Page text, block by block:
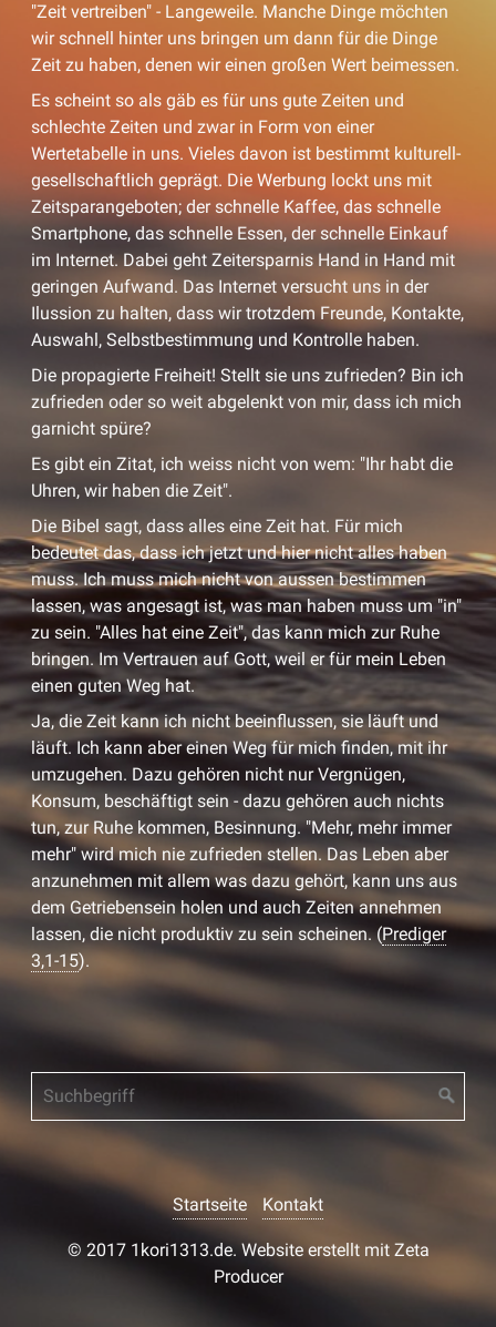
"Zeit vertreiben" - Langeweile. Manche Dinge möchten
wir schnell hinter uns bringen um dann für die Dinge
Zeit zu haben, denen wir einen großen Wert beimessen.
Es scheint so als gäb es für uns gute Zeiten und
schlechte Zeiten und zwar in Form von einer
Wertetabelle in uns. Vieles davon ist bestimmt kulturell-
gesellschaftlich geprägt. Die Werbung lockt uns mit
Zeitsparangeboten; der schnelle Kaffee, das schnelle
Smartphone, das schnelle Essen, der schnelle Einkauf
im Internet. Dabei geht Zeitersparnis Hand in Hand mit
geringen Aufwand. Das Internet versucht uns in der
Ilussion zu halten, dass wir trotzdem Freunde, Kontakte,
Auswahl, Selbstbestimmung und Kontrolle haben.
Die propagierte Freiheit! Stellt sie uns zufrieden? Bin ich
zufrieden oder so weit abgelenkt von mir, dass ich mich
garnicht spüre?
Es gibt ein Zitat, ich weiss nicht von wem: "Ihr habt die
Uhren, wir haben die Zeit".
Die Bibel sagt, dass alles eine Zeit hat. Für mich
bedeutet das, dass ich jetzt und hier nicht alles haben
muss. Ich muss mich nicht von aussen bestimmen
lassen, was angesagt ist, was man haben muss um "in"
zu sein. "Alles hat eine Zeit", das kann mich zur Ruhe
bringen. Im Vertrauen auf Gott, weil er für mein Leben
einen guten Weg hat.
Ja, die Zeit kann ich nicht beeinflussen, sie läuft und
läuft. Ich kann aber einen Weg für mich finden, mit ihr
umzugehen. Dazu gehören nicht nur Vergnügen,
Konsum, beschäftigt sein - dazu gehören auch nichts
tun, zur Ruhe kommen, Besinnung. "Mehr, mehr immer
mehr" wird mich nie zufrieden stellen. Das Leben aber
anzunehmen mit allem was dazu gehört, kann uns aus
dem Getriebensein holen und auch Zeiten annehmen
lassen, die nicht produktiv zu sein scheinen. (Prediger
3,1-15).
Startseite Kontakt
© 2017 1kori1313.de. Website erstellt mit Zeta
Producer